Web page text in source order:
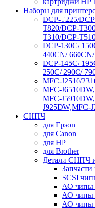
картриджи HP
Наборы для
DCP-T225/
T820/DCP-
T310/DCP-
DCP-130C/
440CN/
DCP-145C/
250C/ 290C/
MFC-J2510/
MFC-
MFC-
J925DW,MFC-
СНПЧ
для Epson
для Canon
для HP
для Brother
Детали СНПЧ
SCSI
АО чипы
АО чипы
АО чипы